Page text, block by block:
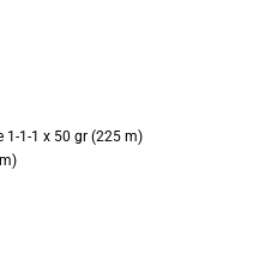
1-1-1 x 50 gr (225 m)